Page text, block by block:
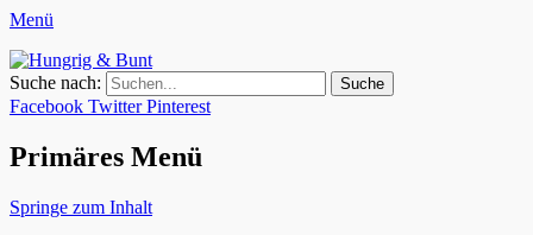
Menü
Hungrig & Bunt
Weil das Leben zu kurz ist für nur eine Berufung.
Suche nach:
Facebook Twitter Pinterest
Primäres Menü
Springe zum Inhalt